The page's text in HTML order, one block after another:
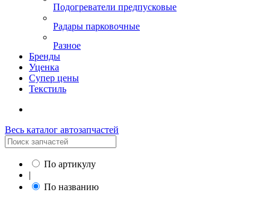
Подогреватели предпусковые
Радары парковочные
Разное
Бренды
Уценка
Супер цены
Текстиль
Весь каталог автозапчастей
По артикулу
|
По названию